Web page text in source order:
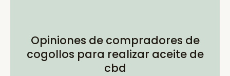
Opiniones de compradores de
cogollos para realizar aceite de
cbd